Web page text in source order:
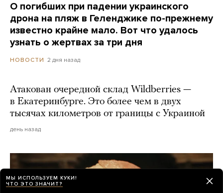
О погибших при падении украинского
дрона на пляж в Геленджике по-прежнему
известно крайне мало. Вот что удалось
узнать о жертвах за три дня
НОВОСТИ 2 дня назад
Атакован очередной склад Wildberries —
в Екатеринбурге. Это более чем в двух
тысячах километров от границы с Украиной
день назад
МЫ ИСПОЛЬЗУЕМ КУКИ!
ЧТО ЭТО ЗНАЧИТ?